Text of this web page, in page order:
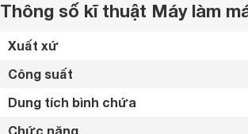
Thông số kĩ thuật Máy làm
Xuất xứ
Công suất
Dung tích bình chứa
Chức năng